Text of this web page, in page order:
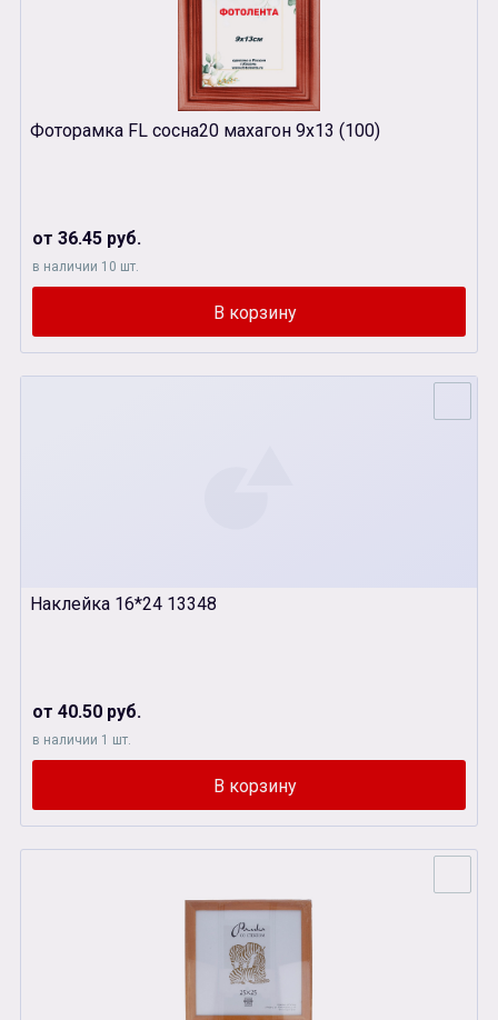
Фоторамка FL сосна20 махагон 9х13 (100)
от 36.45 руб.
в наличии 10 шт.
Наклейка 16*24 13348
от 40.50 руб.
в наличии 1 шт.